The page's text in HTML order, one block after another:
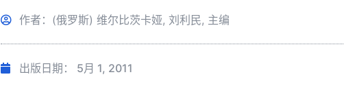
作者：(俄罗斯) 维尔比茨卡娅, 刘利民, 主编
出版日期： 5月 1, 2011